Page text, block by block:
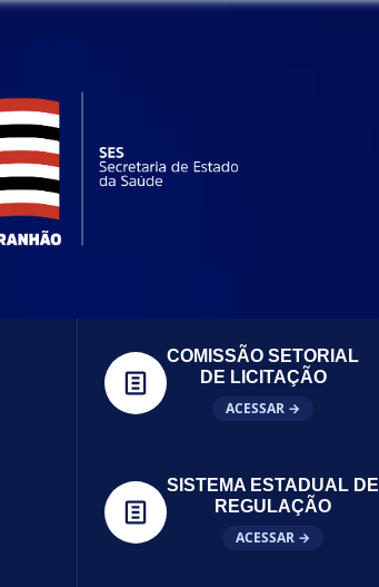
COMISSÃO SETORIAL
DE LICITAÇÃO
ACESSAR →
SISTEMA ESTADUAL DE
REGULAÇÃO
ACESSAR →